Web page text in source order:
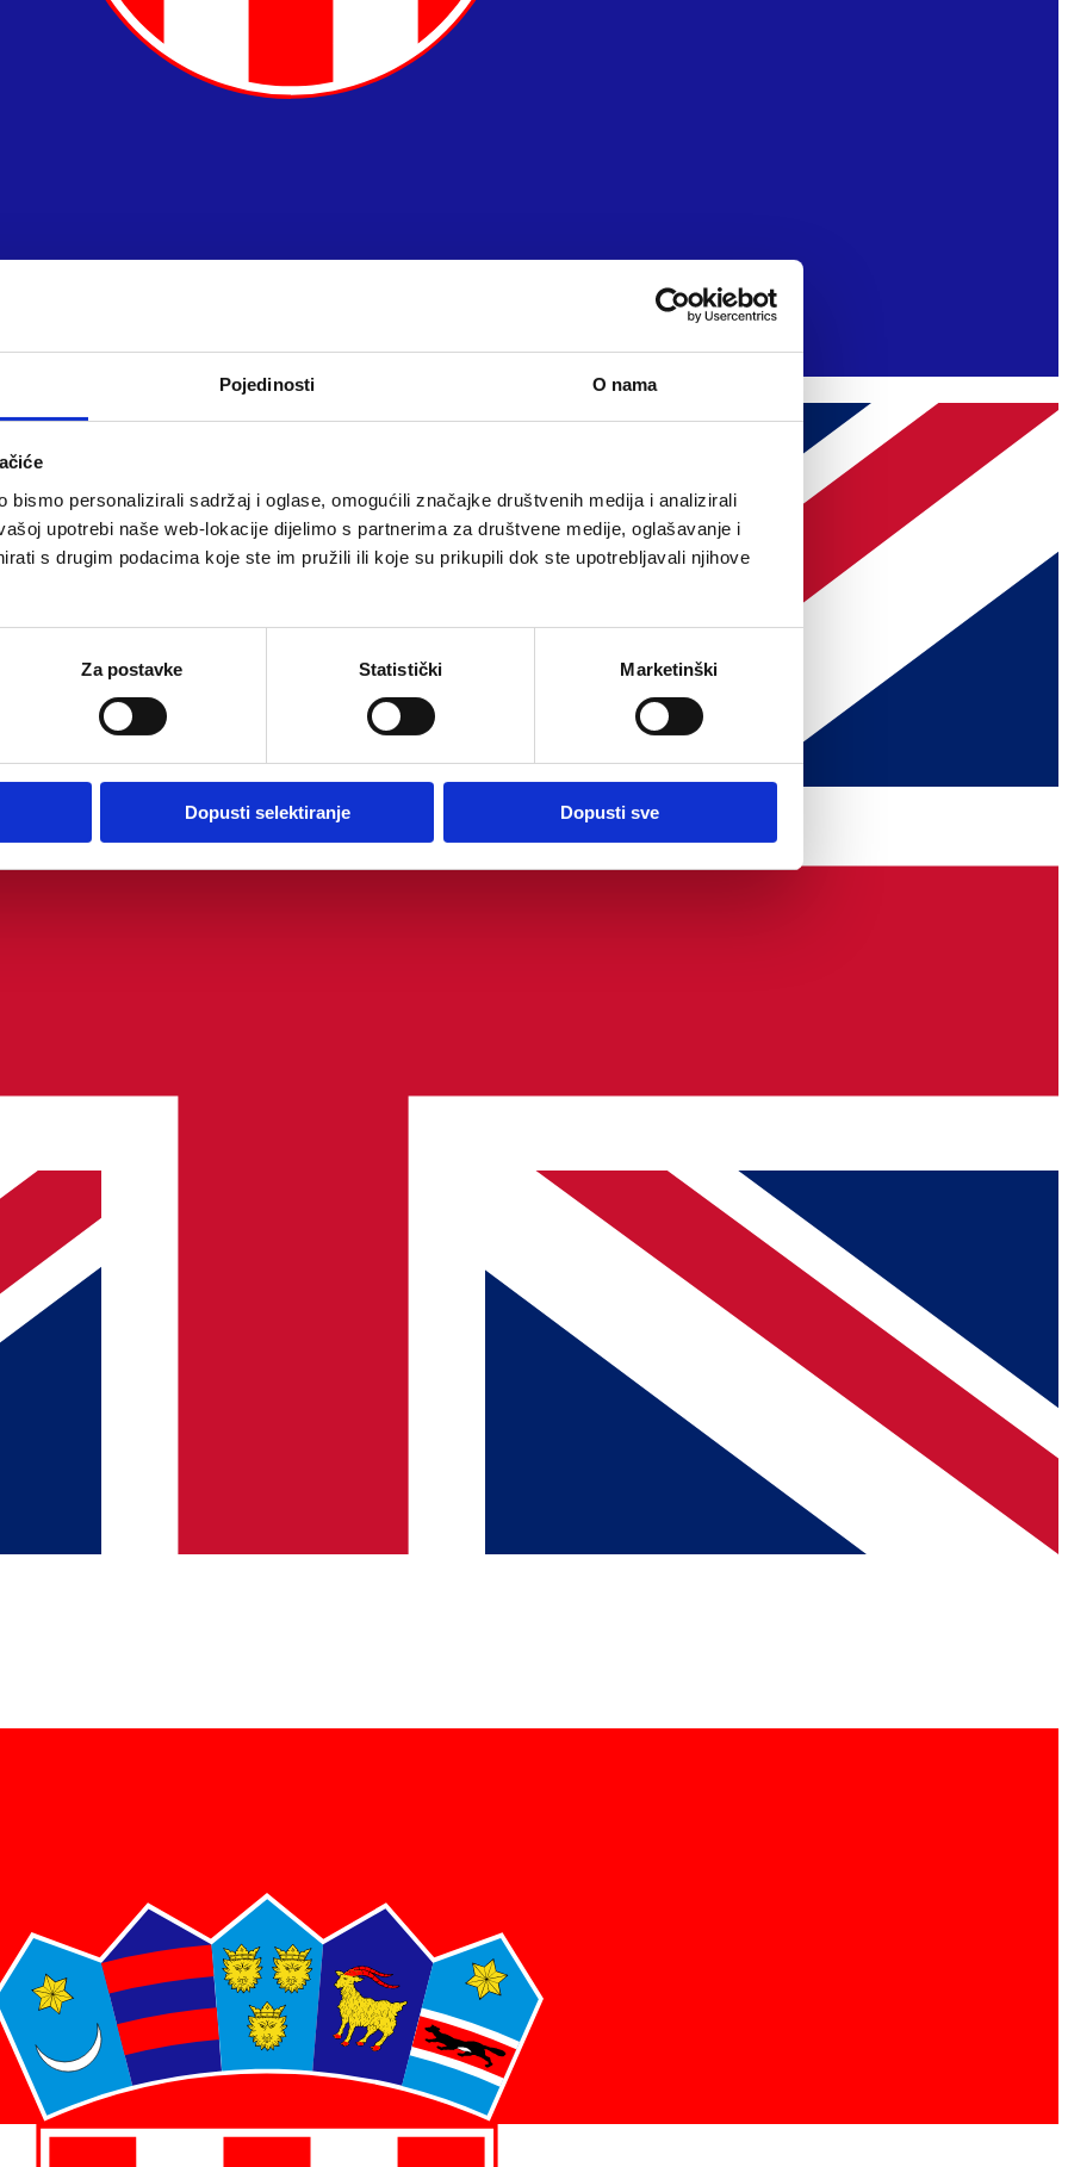
Pojedinosti O nama
bismo personalizirali sadržaj i oglase, omogućili značajke društvenih medija i analizirali
upotrebi naše web-lokacije dijelimo s partnerima za društvene medije, oglašavanje i
s drugim podacima koje ste im pružili ili koje su prikupili dok ste upotrebljavali njihove
Za postavke Statistički Marketinški
Dopusti selektiranje Dopusti sve